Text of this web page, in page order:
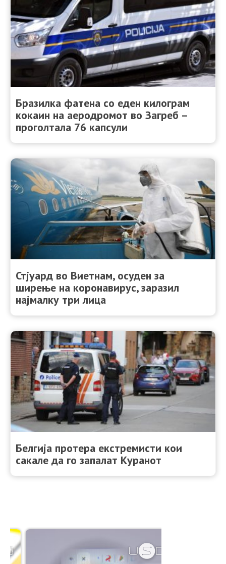
Бразилка фатена со еден килограм
кокаин на аеродромот во Загреб –
проголтала 76 капсули
Стјуард во Виетнам, осуден за
ширење на коронавирус, заразил
најмалку три лица
Белгија протера екстремисти кои
сакале да го запалат Куранот